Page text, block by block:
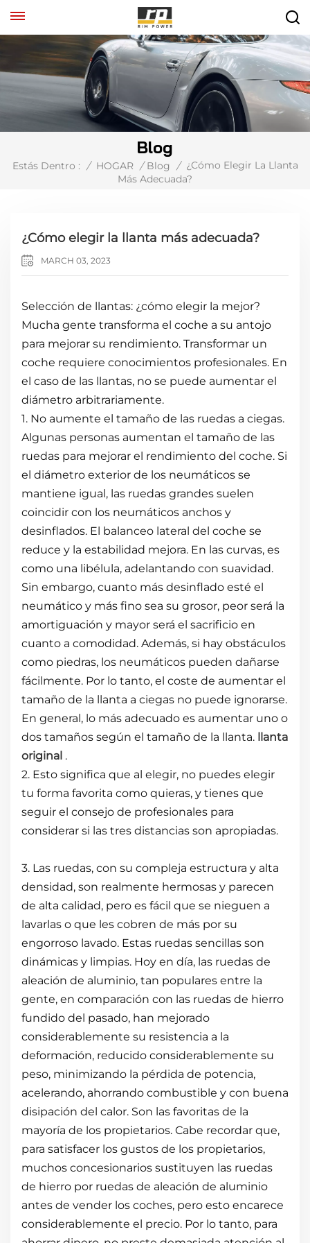
Blog
Estás Dentro : / HOGAR / Blog / ¿Cómo Elegir La Llanta
Más Adecuada?
¿Cómo elegir la llanta más adecuada?
MARCH 03, 2023
Selección de llantas: ¿cómo elegir la mejor?
Mucha gente transforma el coche a su antojo
para mejorar su rendimiento. Transformar un
coche requiere conocimientos profesionales. En
el caso de las llantas, no se puede aumentar el
diámetro arbitrariamente.
1. No aumente el tamaño de las ruedas a ciegas.
Algunas personas aumentan el tamaño de las
ruedas para mejorar el rendimiento del coche. Si
el diámetro exterior de los neumáticos se
mantiene igual, las ruedas grandes suelen
coincidir con los neumáticos anchos y
desinflados. El balanceo lateral del coche se
reduce y la estabilidad mejora. En las curvas, es
como una libélula, adelantando con suavidad.
Sin embargo, cuanto más desinflado esté el
neumático y más fino sea su grosor, peor será la
amortiguación y mayor será el sacrificio en
cuanto a comodidad. Además, si hay obstáculos
como piedras, los neumáticos pueden dañarse
fácilmente. Por lo tanto, el coste de aumentar el
tamaño de la llanta a ciegas no puede ignorarse.
En general, lo más adecuado es aumentar uno o
dos tamaños según el tamaño de la llanta. llanta
original .
2. Esto significa que al elegir, no puedes elegir
tu forma favorita como quieras, y tienes que
seguir el consejo de profesionales para
considerar si las tres distancias son apropiadas.
3. Las ruedas, con su compleja estructura y alta
densidad, son realmente hermosas y parecen
de alta calidad, pero es fácil que se nieguen a
lavarlas o que les cobren de más por su
engorroso lavado. Estas ruedas sencillas son
dinámicas y limpias. Hoy en día, las ruedas de
aleación de aluminio, tan populares entre la
gente, en comparación con las ruedas de hierro
fundido del pasado, han mejorado
considerablemente su resistencia a la
deformación, reducido considerablemente su
peso, minimizando la pérdida de potencia,
acelerando, ahorrando combustible y con buena
disipación del calor. Son las favoritas de la
mayoría de los propietarios. Cabe recordar que,
para satisfacer los gustos de los propietarios,
muchos concesionarios sustituyen las ruedas
de hierro por ruedas de aleación de aluminio
antes de vender los coches, pero esto encarece
considerablemente el precio. Por lo tanto, para